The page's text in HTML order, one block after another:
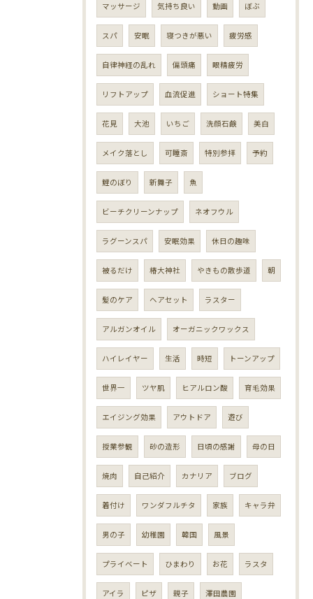
マッサージ 気持ち良い 動画 ぼぶ
スパ 安眠 寝つきが悪い 疲労感
自律神経の乱れ 偏頭痛 眼精疲労
リフトアップ 血流促進 ショート特集
花見 大池 いちご 洗顔石鹸 美白
メイク落とし 可睡斎 特別参拝 予約
鯉のぼり 新舞子 魚
ビーチクリーンナップ ネオフウル
ラグーンスパ 安眠効果 休日の趣味
被るだけ 椿大神社 やきもの散歩道 朝
髪のケア ヘアセット ラスター
アルガンオイル オーガニックワックス
ハイレイヤー 生活 時短 トーンアップ
世界一 ツヤ肌 ヒアルロン酸 育毛効果
エイジング効果 アウトドア 遊び
授業参観 砂の造形 日頃の感謝 母の日
焼肉 自己紹介 カナリア ブログ
着付け ワンダフルチタ 家族 キャラ弁
男の子 幼稚園 韓国 風景
プライベート ひまわり お花 ラスタ
アイラ ピザ 親子 澤田農園